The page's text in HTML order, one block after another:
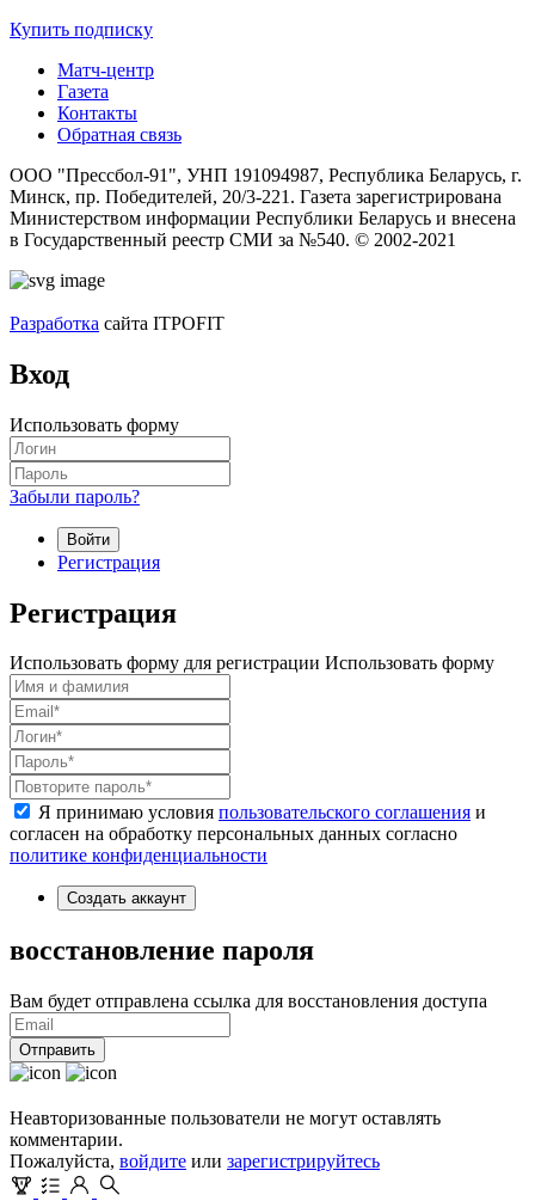
Купить подписку
Матч-центр
Газета
Контакты
Обратная связь
ООО "Прессбол-91", УНП 191094987, Республика Беларусь, г.
Минск, пр. Победителей, 20/3-221. Газета зарегистрирована
Министерством информации Республики Беларусь и внесена
в Государственный реестр СМИ за №540. © 2002-2021
Разработка сайта ITPOFIT
Вход
Использовать форму
Забыли пароль?
Войти
Регистрация
Регистрация
Использовать форму для регистрации Использовать форму
Я принимаю условия пользовательского соглашения и
согласен на обработку персональных данных согласно
политике конфиденциальности
Создать аккаунт
восстановление пароля
Вам будет отправлена ссылка для восстановления доступа
Отправить
Неавторизованные пользователи не могут оставлять
комментарии.
Пожалуйста, войдите или зарегистрируйтесь